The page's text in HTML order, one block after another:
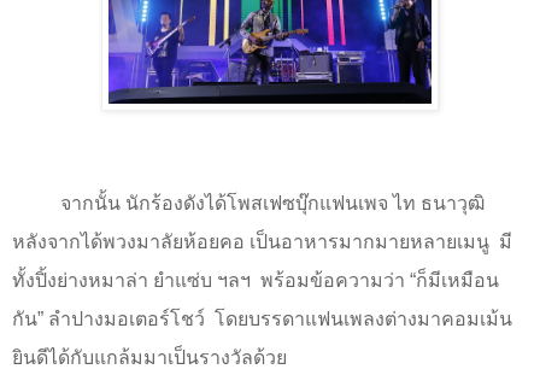
จากนั้น นักร้องดังได้โพสเฟซบุ๊กแฟนเพจ ไท ธนาวุฒิ
หลังจากได้พวงมาลัยห้อยคอ เป็นอาหารมากมายหลายเมนู มี
ทั้งปิ้งย่างหมาล่า ยำแซ่บ ฯลฯ พร้อมข้อความว่า “ก็มีเหมือน
กัน” ลำปางมอเตอร์โชว์ โดยบรรดาแฟนเพลงต่างมาคอมเม้น
ยินดีได้กับแกล้มมาเป็นรางวัลด้วย